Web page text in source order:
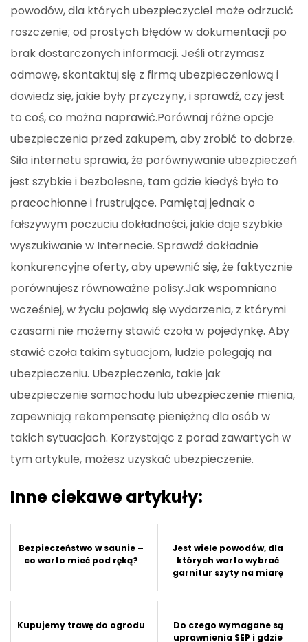
powodów, dla których ubezpieczyciel może odrzucić
roszczenie; od prostych błędów w dokumentacji po
brak dostarczonych informacji. Jeśli otrzymasz
odmowę, skontaktuj się z firmą ubezpieczeniową i
dowiedz się, jakie były przyczyny, i sprawdź, czy jest
to coś, co można naprawić.Porównaj różne opcje
ubezpieczenia przed zakupem, aby zrobić to dobrze.
Siła internetu sprawia, że ​​porównywanie ubezpieczeń
jest szybkie i bezbolesne, tam gdzie kiedyś było to
pracochłonne i frustrujące. Pamiętaj jednak o
fałszywym poczuciu dokładności, jakie daje szybkie
wyszukiwanie w Internecie. Sprawdź dokładnie
konkurencyjne oferty, aby upewnić się, że faktycznie
porównujesz równoważne polisy.Jak wspomniano
wcześniej, w życiu pojawią się wydarzenia, z którymi
czasami nie możemy stawić czoła w pojedynkę. Aby
stawić czoła takim sytuacjom, ludzie polegają na
ubezpieczeniu. Ubezpieczenia, takie jak
ubezpieczenie samochodu lub ubezpieczenie mienia,
zapewniają rekompensatę pieniężną dla osób w
takich sytuacjach. Korzystając z porad zawartych w
tym artykule, możesz uzyskać ubezpieczenie.
Inne ciekawe artykuły:
Bezpieczeństwo w saunie –
co warto mieć pod ręką?
Jest wiele powodów, dla
których warto wybrać
garnitur szyty na miarę
Kupujemy trawę do ogrodu
Do czego wymagane są
uprawnienia SEP i gdzie